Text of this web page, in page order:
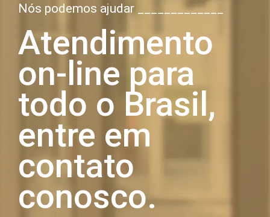
Nós podemos ajudar _____________
Atendimento
on-line para
todo o Brasil,
entre em
contato
conosco.